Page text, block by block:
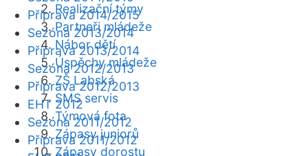
Realizační týmy
Partneři mládeže
Nábor dětí
Úspěchy mládeže
ZŠ Labská
SMS servis
Týmová fota
Zápasy juniorů
Zápasy dorostu
Příprava 2014/2015
Sezóna 2013/2014
Příprava 2013/2014
Sezóna 2012/2013
Příprava 2012/2013
EHT 2012
Sezóna 2011/2012
Příprava 2011/2012